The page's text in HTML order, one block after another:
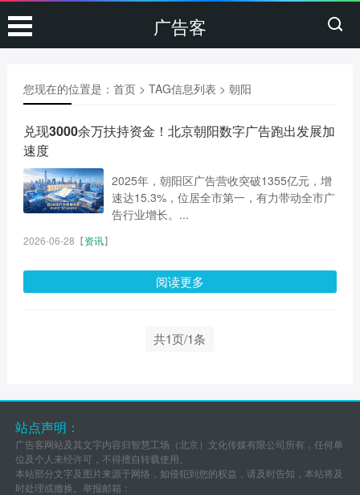
广告客
您现在的位置是： 首页> TAG信息列表 > 朝阳
兑现3000余万扶持资金！北京朝阳数字广告跑出发展加
速度
2025年，朝阳区广告营收突破1355亿元，增
速达15.3%，位居全市第一，有力带动全市广
告行业增长。...
2026-06-28 【资讯】
阅读更多
共1页/1条
站点声明：
广告客网站及其文字内容归智慧工场（北京）文化传媒有限公司所有，任何单
位及个人未经许可，不得擅自转载使用。
本站部分文字及图片来源于网络，如侵犯到您的权益，请及时告知，本站将及
时处理或撤换。举报邮箱：